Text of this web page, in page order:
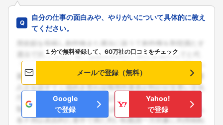
自分の仕事の面白みや、やりがいについて具体的に教え
てください。
１分で無料登録して、60万社の口コミをチェック
メールで登録（無料）
Google
で登録
Yahoo!
で登録